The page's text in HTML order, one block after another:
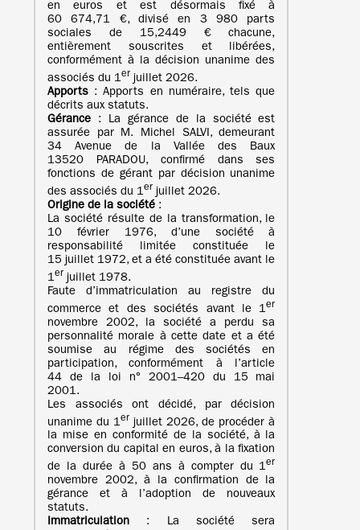
en euros et est désormais fixé à
60 674,71 €, divisé en 3 980 parts
sociales de 15,2449 € chacune,
entièrement souscrites et libérées,
conformément à la décision unanime des
associés du 1er
juillet 2026.
Apports : Apports en numéraire, tels que
décrits aux statuts.
Gérance : La gérance de la société est
assurée par M. Michel SALVI, demeurant
34 Avenue de la Vallée des Baux
13520 PARADOU, confirmé dans ses
fonctions de gérant par décision unanime
des associés du 1er
juillet 2026.
Origine de la société :
La société résulte de la transformation, le
10 février 1976, d’une société à
responsabilité limitée constituée le
15 juillet 1972, et a été constituée avant le
1er juillet 1978.
Faute d’immatriculation au registre du
commerce et des sociétés avant le 1er
novembre 2002, la société a perdu sa
personnalité morale à cette date et a été
soumise au régime des sociétés en
participation, conformément à l’article
44 de la loi n° 2001–420 du 15 mai
2001.
Les associés ont décidé, par décision
unanime du 1er juillet 2026, de procéder à
la mise en conformité de la société, à la
conversion du capital en euros, à la fixation
de la durée à 50 ans à compter du 1er
novembre 2002, à la confirmation de la
gérance et à l’adoption de nouveaux
statuts.
Immatriculation : La société sera